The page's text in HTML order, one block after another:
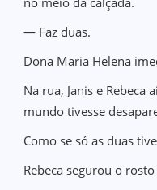
— Faz duas.
Dona Maria Helena
Na rua, Janis e
mundo tivesse
Como se só as duas
Rebeca segurou o